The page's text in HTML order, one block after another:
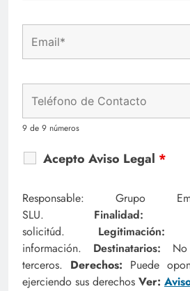
9 de 9 números
Acepto Aviso Legal *
Responsable: Grupo
SLU.
solicitúd. Legitimación:
información. Destinatarios: No
terceros. Derechos: Puede
ejerciendo sus derechos Ver: